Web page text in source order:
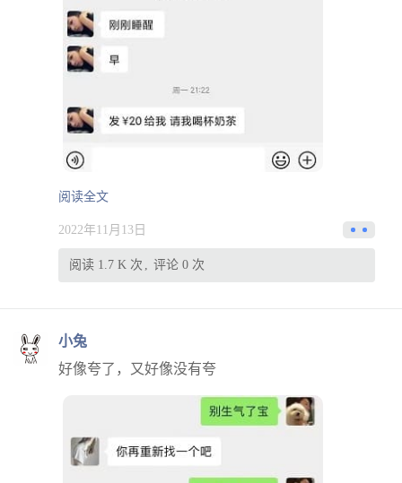
阅读全文
2022年11月13日
阅读 1.7 K 次 评论 0 次
小兔
好像夸了，又好像没有夸